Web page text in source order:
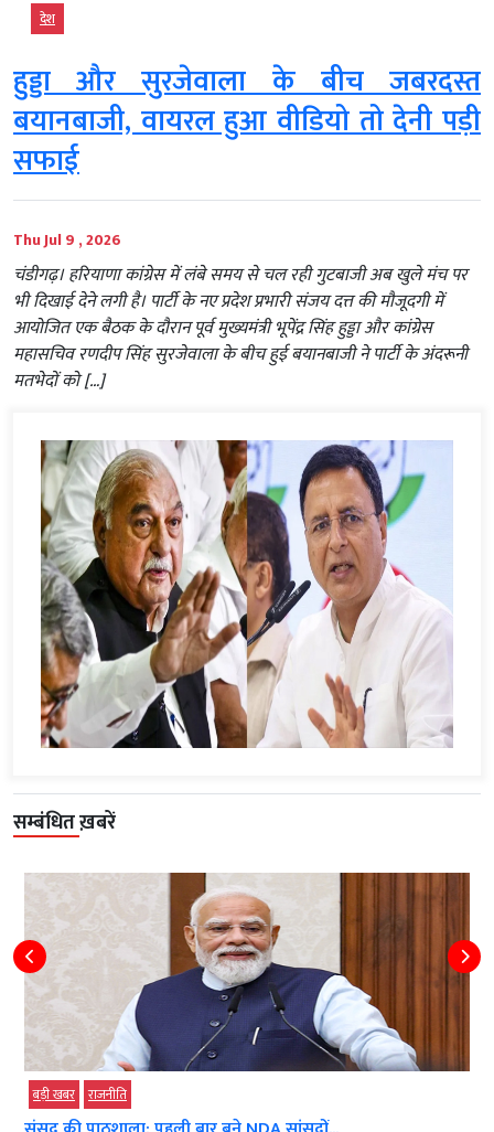
देश
हुड्डा और सुरजेवाला के बीच जबरदस्त
बयानबाजी, वायरल हुआ वीडियो तो देनी पड़ी
सफाई
Thu Jul 9 , 2026
चंडीगढ़। हरियाणा कांग्रेस में लंबे समय से चल रही गुटबाजी अब खुले मंच पर
भी दिखाई देने लगी है। पार्टी के नए प्रदेश प्रभारी संजय दत्त की मौजूदगी में
आयोजित एक बैठक के दौरान पूर्व मुख्यमंत्री भूपेंद्र सिंह हुड्डा और कांग्रेस
महासचिव रणदीप सिंह सुरजेवाला के बीच हुई बयानबाजी ने पार्टी के अंदरूनी
मतभेदों को […]
सम्बंधित ख़बरें
बड़ी खबर राजनीति